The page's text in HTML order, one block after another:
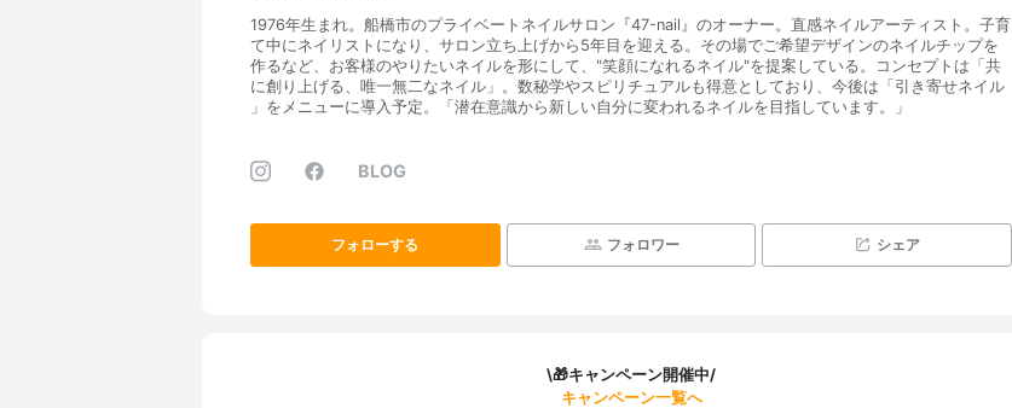
1976年生まれ。船橋市のプライベートネイルサロン『47-nail』のオーナー。直感ネイルアーティスト。子育
て中にネイリストになり、サロン立ち上げから5年目を迎える。その場でご希望デザインのネイルチップを
作るなど、お客様のやりたいネイルを形にして、"笑顔になれるネイル"を提案している。コンセプトは「共
に創り上げる、唯一無二なネイル」。数秘学やスピリチュアルも得意としており、今後は「引き寄せネイル
」をメニューに導入予定。「潜在意識から新しい自分に変われるネイルを目指しています。」
BLOG
フォローする フォロワー シェア
\🎁キャンペーン開催中/
キャンペーン一覧へ